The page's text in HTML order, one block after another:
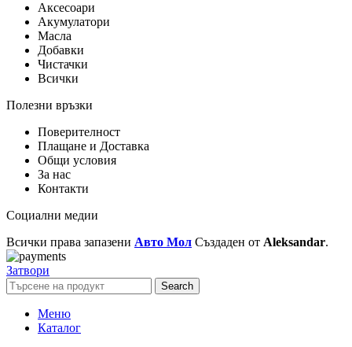
Аксесоари
Акумулатори
Масла
Добавки
Чистачки
Всички
Полезни връзки
Поверителност
Плащане и Доставка
Общи условия
За нас
Контакти
Социални медии
Всички права запазени Авто Мол Създаден от Aleksandar.
Затвори
Search
Меню
Каталог